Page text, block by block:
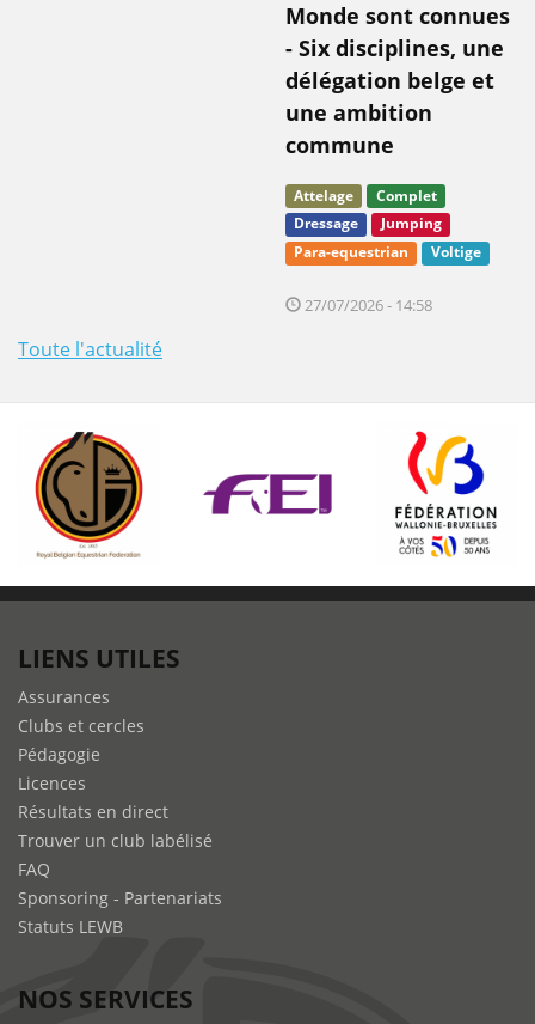
Monde sont connues
- Six disciplines, une
délégation belge et
une ambition
commune
Attelage
Complet
Dressage
Jumping
Para-equestrian
Voltige
27/07/2026 - 14:58
Toute l'actualité
LIENS UTILES
Assurances
Clubs et cercles
Pédagogie
Licences
Résultats en direct
Trouver un club labélisé
FAQ
Sponsoring - Partenariats
Statuts LEWB
NOS SERVICES